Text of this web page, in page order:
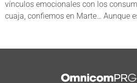
vínculos emocionales con los
cuaja, confiemos en Marte… Aunque